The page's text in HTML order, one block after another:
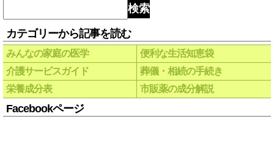
検索
カテゴリーから記事を読む
みんなの家庭の医学
便利な生活知恵袋
介護サービスガイド
葬儀・相続の手続き
栄養成分表
市販薬の成分解説
Facebookページ